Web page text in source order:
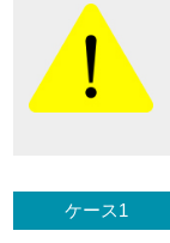
ケース1